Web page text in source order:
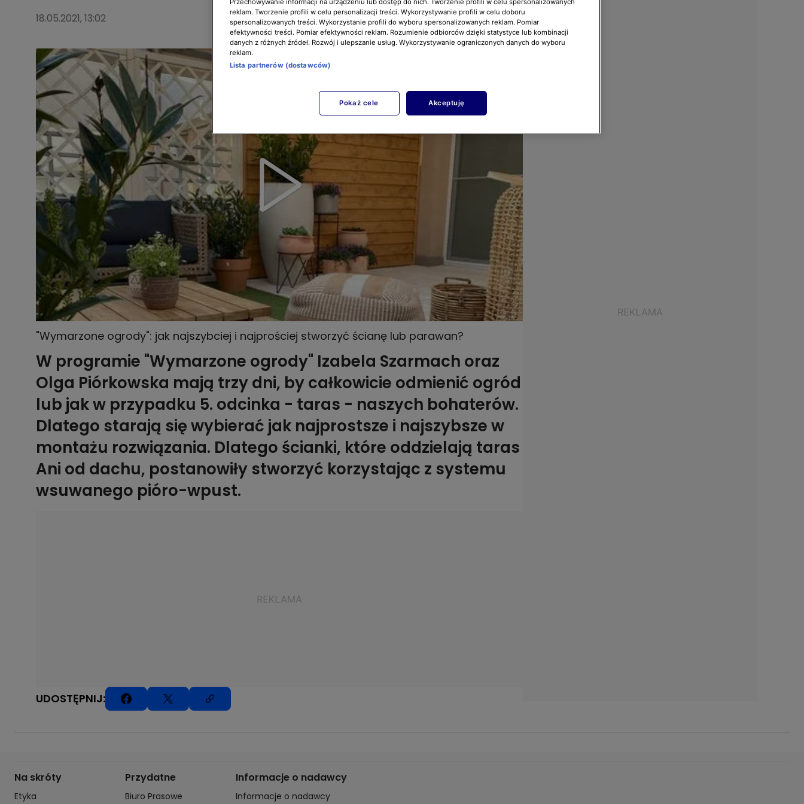
18.05.2021, 13:02
"Wymarzone ogrody": jak najszybciej i najprościej stworzyć ścianę lub parawan?
W programie "Wymarzone ogrody" Izabela Szarmach oraz
Olga Piórkowska mają trzy dni, by całkowicie odmienić ogród
lub jak w przypadku 5. odcinka - taras - naszych bohaterów.
Dlatego starają się wybierać jak najprostsze i najszybsze w
montażu rozwiązania. Dlatego ścianki, które oddzielają taras
Ani od dachu, postanowiły stworzyć korzystając z systemu
wsuwanego pióro-wpust.
UDOSTĘPNIJ:
Na skróty
Etyka
Przydatne
Biuro Prasowe
Informacje o nadawcy
Informacje o nadawcy
reklam. Tworzenie profili w celu personalizacji treści. Wykorzystywanie profili w celu doboru
spersonalizowanych treści. Wykorzystanie profili do wyboru spersonalizowanych reklam. Pomiar
efektywności treści. Pomiar efektywności reklam. Rozumienie odbiorców dzięki statystyce lub kombinacji
danych z różnych źródeł. Rozwój i ulepszanie usług. Wykorzystywanie ograniczonych danych do wyboru
reklam.
Lista partnerów (dostawców)
Pokaż cele Akceptuję